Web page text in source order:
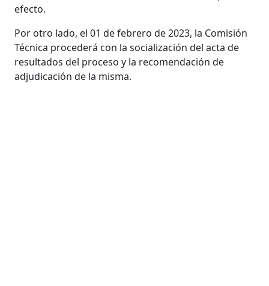
efecto.
Por otro lado, el 01 de febrero de 2023, la Comisión
Técnica procederá con la socialización del acta de
resultados del proceso y la recomendación de
adjudicación de la misma.